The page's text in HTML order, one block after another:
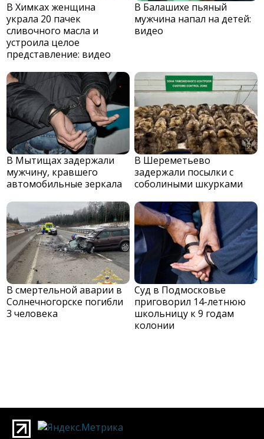
В Химках женщина
украла 20 пачек
сливочного масла и
устроила целое
представление: видео
В Балашихе пьяный
мужчина напал на детей:
видео
В Мытищах задержали
мужчину, кравшего
автомобильные зеркала
В Шереметьево
задержали посылки с
соболиными шкурками
В смертельной аварии в
Солнечногорске погибли
3 человека
Суд в Подмосковье
приговорил 14-летнюю
школьницу к 9 годам
колонии